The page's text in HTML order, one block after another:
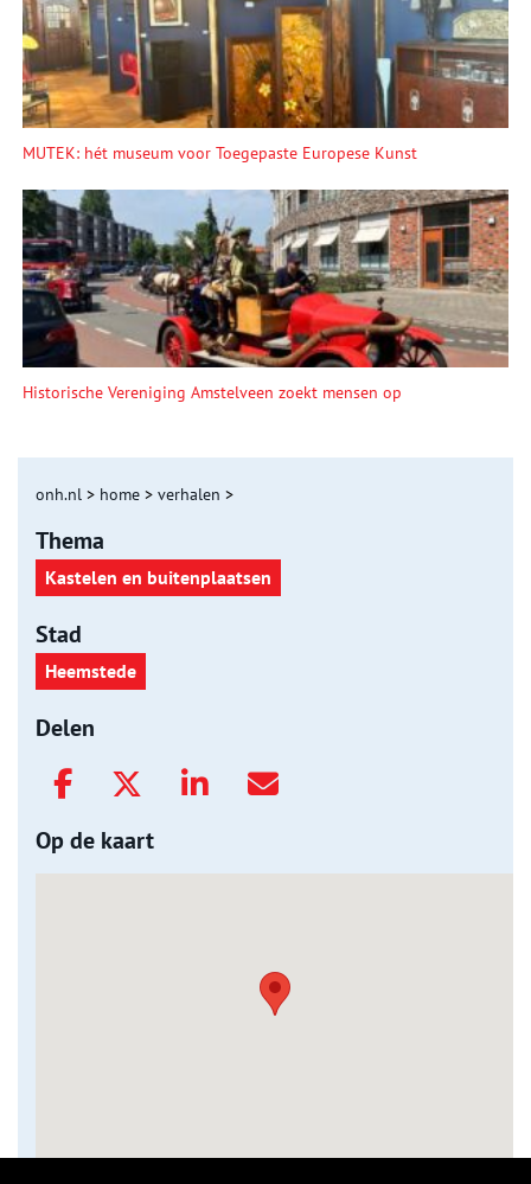
MUTEK: hét museum voor Toegepaste Europese Kunst
Historische Vereniging Amstelveen zoekt mensen op
onh.nl > home > verhalen >
Thema
Kastelen en buitenplaatsen
Stad
Heemstede
Delen
Op de kaart